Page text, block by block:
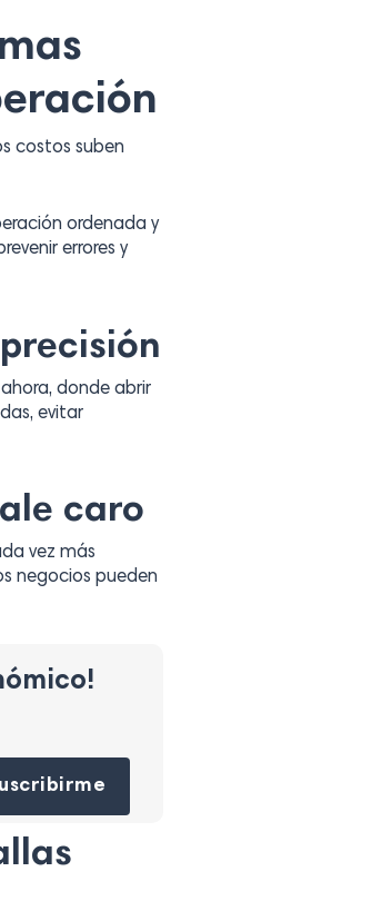
costos suben
ordenada y
errores y
donde abrir
evitar
caro
vez más
negocios pueden
deja este campo vacío.